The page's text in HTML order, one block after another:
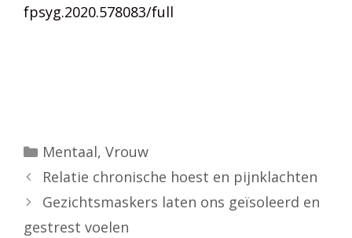
fpsyg.2020.578083/full
Categorieën
Mentaal, Vrouw
Relatie chronische hoest en pijnklachten
Gezichtsmaskers laten ons geïsoleerd en
gestrest voelen